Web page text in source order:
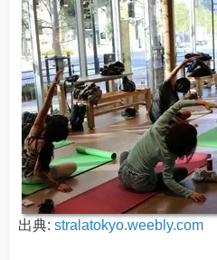
出典: stralatokyo.weebly.com